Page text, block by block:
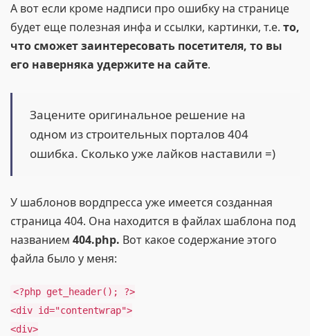
А вот если кроме надписи про ошибку на странице
будет еще полезная инфа и ссылки, картинки, т.е. то,
что сможет заинтересовать посетителя, то вы
его наверняка удержите на сайте.
Зацените оригинальное решение на
одном из строительных порталов 404
ошибка. Сколько уже лайков наставили =)
У шаблонов вордпресса уже имеется созданная
страница 404. Она находится в файлах шаблона под
названием 404.php. Вот какое содержание этого
файла было у меня:
<?php get_header(); ?>
<div id="contentwrap">
<div>